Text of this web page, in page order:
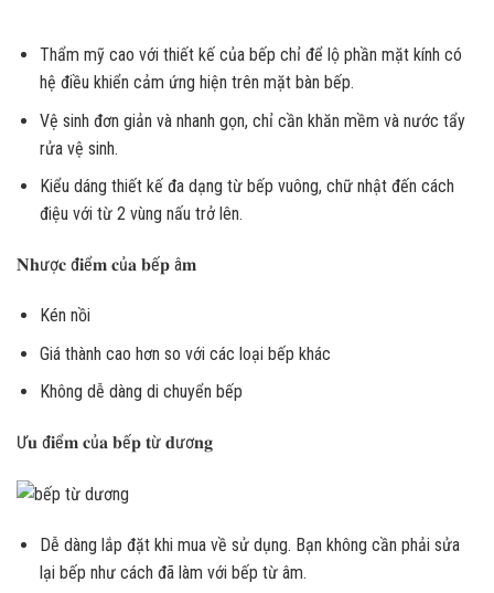
Thẩm mỹ cao với thiết kế của bếp chỉ để lộ phần mặt kính có
hệ điều khiển cảm ứng hiện trên mặt bàn bếp.
Vệ sinh đơn giản và nhanh gọn, chỉ cần khăn mềm và nước tẩy
rửa vệ sinh.
Kiểu dáng thiết kế đa dạng từ bếp vuông, chữ nhật đến cách
điệu với từ 2 vùng nấu trở lên.
𝐍𝐡ượ𝐜 đ𝐢ể𝐦 𝐜ủ𝐚 𝐛ế𝐩 â𝐦
Kén nồi
Giá thành cao hơn so với các loại bếp khác
Không dễ dàng di chuyển bếp
Ư𝐮 đ𝐢ể𝐦 𝐜ủ𝐚 𝐛ế𝐩 𝐭ừ 𝐝ươ𝐧𝐠
Dễ dàng lắp đặt khi mua về sử dụng. Bạn không cần phải sửa
lại bếp như cách đã làm với bếp từ âm.